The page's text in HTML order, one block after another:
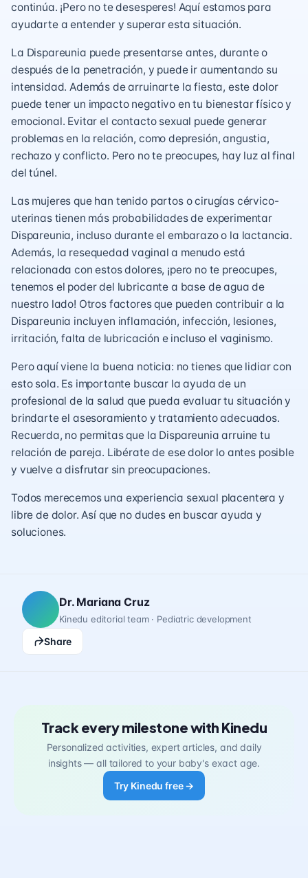
continúa. ¡Pero no te desesperes! Aquí estamos para
ayudarte a entender y superar esta situación.
La Dispareunia puede presentarse antes, durante o
después de la penetración, y puede ir aumentando su
intensidad. Además de arruinarte la fiesta, este dolor
puede tener un impacto negativo en tu bienestar físico y
emocional. Evitar el contacto sexual puede generar
problemas en la relación, como depresión, angustia,
rechazo y conflicto. Pero no te preocupes, hay luz al final
del túnel.
Las mujeres que han tenido partos o cirugías cérvico-
uterinas tienen más probabilidades de experimentar
Dispareunia, incluso durante el embarazo o la lactancia.
Además, la resequedad vaginal a menudo está
relacionada con estos dolores, ¡pero no te preocupes,
tenemos el poder del lubricante a base de agua de
nuestro lado! Otros factores que pueden contribuir a la
Dispareunia incluyen inflamación, infección, lesiones,
irritación, falta de lubricación e incluso el vaginismo.
Pero aquí viene la buena noticia: no tienes que lidiar con
esto sola. Es importante buscar la ayuda de un
profesional de la salud que pueda evaluar tu situación y
brindarte el asesoramiento y tratamiento adecuados.
Recuerda, no permitas que la Dispareunia arruine tu
relación de pareja. Libérate de ese dolor lo antes posible
y vuelve a disfrutar sin preocupaciones.
Todos merecemos una experiencia sexual placentera y
libre de dolor. Así que no dudes en buscar ayuda y
soluciones.
Dr. Mariana Cruz
Kinedu editorial team · Pediatric development
Share
Track every milestone with Kinedu
Personalized activities, expert articles, and daily
insights — all tailored to your baby's exact age.
Try Kinedu free →